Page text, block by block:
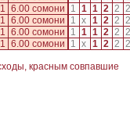
1 6.00 сомони 1 1 1 2 2 2
1 6.00 сомони 1 x 1 2 2 2
1 6.00 сомони 1 1 1 2 2 2
1 6.00 сомони 1 x 1 2 2 2
красным совпавшие